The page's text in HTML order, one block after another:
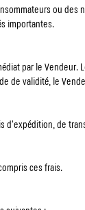
ou
importantes.
par le Vendeur.
de validité, le
d'expédition, de
ces frais.